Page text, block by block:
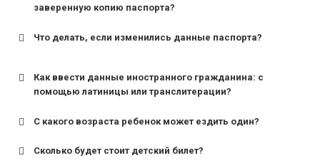
заверенную копию паспорта?
Что делать, если изменились данные паспорта?
Как ввести данные иностранного гражданина: с
помощью латиницы или транслитерации?
С какого возраста ребенок может ездить один?
Сколько будет стоит детский билет?